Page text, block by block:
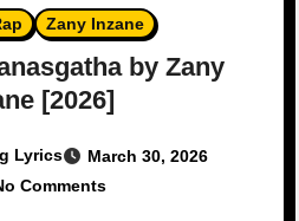
Zany Inzane
by Zany
[2026]
Lyrics
March 30, 2026
Comments